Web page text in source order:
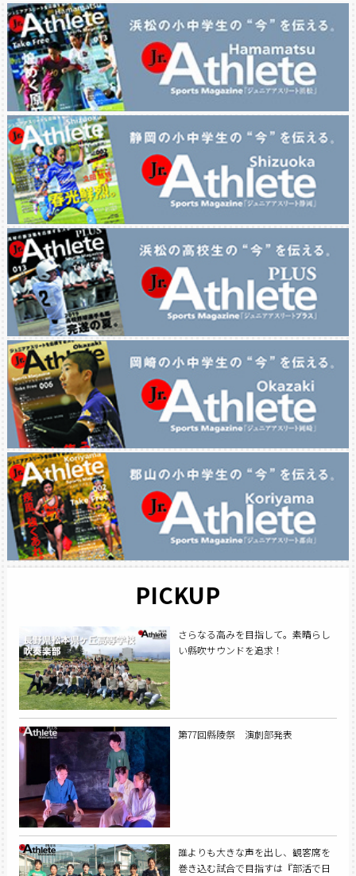
PICKUP
さらなる高みを目指して。素晴らし
い縣吹サウンドを追求！
第77回縣陵祭 演劇部発表
誰よりも大きな声を出し、観客席を
巻き込む試合で目指すは『部活で日